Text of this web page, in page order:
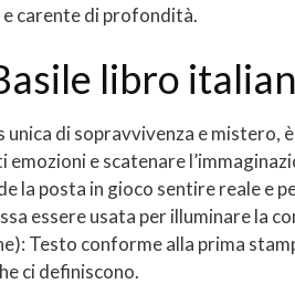
carente di profondità.
libro
unica di sopravvivenza e mistero,
e scatenare
la posta in gioco sentire reale e
essere usata per illuminare la
Testo conforme alla prima
ci definiscono.